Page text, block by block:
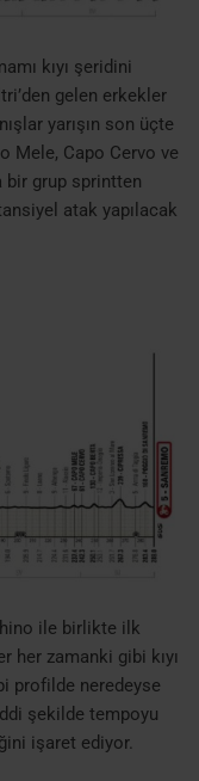
kıyı şeridini
gelen erkekler
yarışın son üçte
Mele, Capo Cervo ve
bir grup sprintten
atak yapılacak
ile birlikte ilk
her zamanki gibi kıyı
profilde neredeyse
şekilde tempoyu
işaret ediyor.